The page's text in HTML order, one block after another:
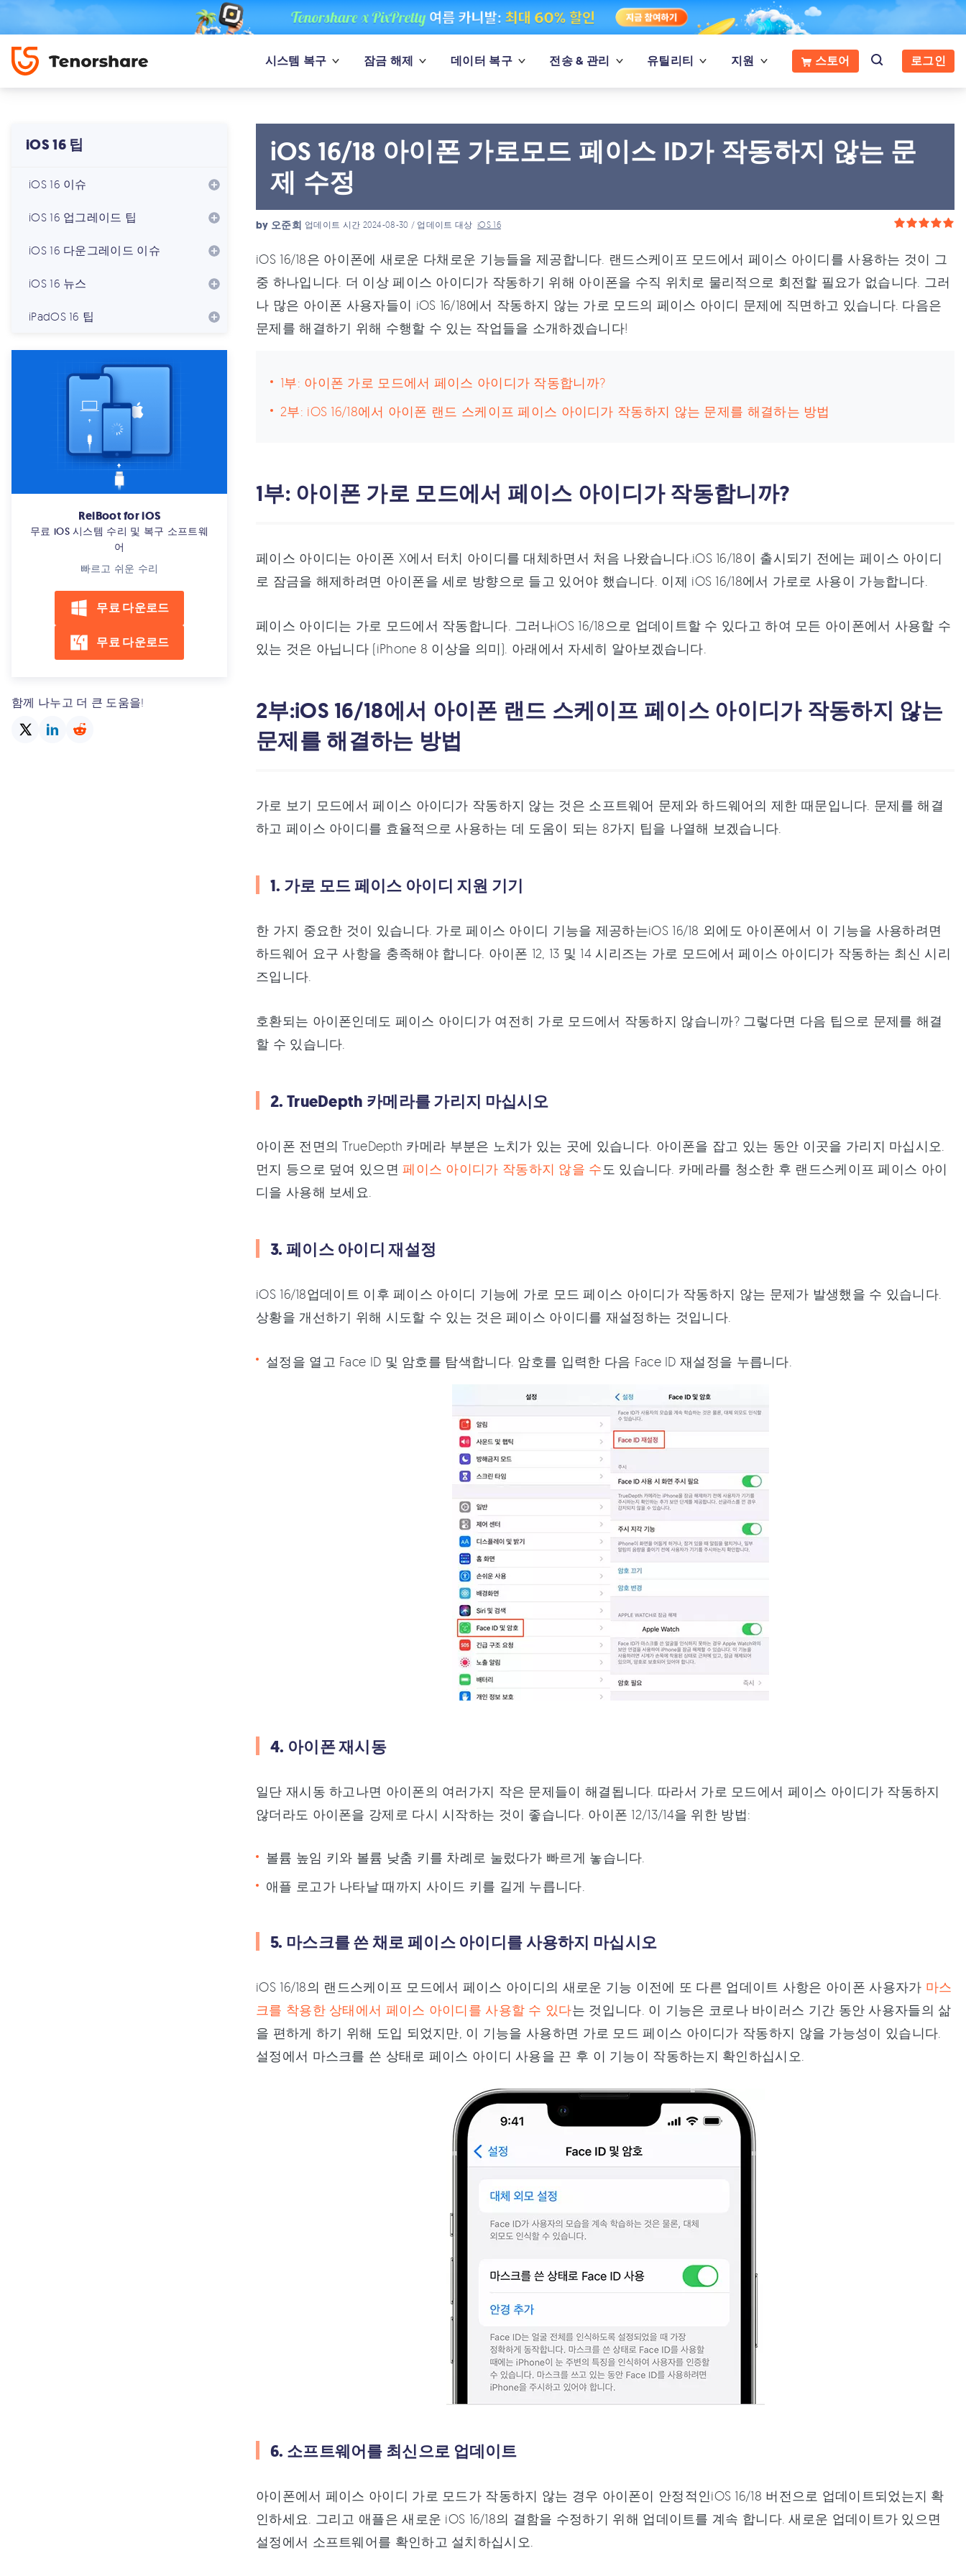
시스템 복구 잠금 해제 데이터 복구 전송 & 관리 유틸리티 지원 스토어 로그인
iOS 16 팁
iOS 16 이슈
iOS 16 업그레이드 팁
iOS 16 다운그레이드 이슈
iOS 16 뉴스
iPadOS 16 팁
ReiBoot for iOS
무료 iOS 시스템 수리 및 복구 소프트웨
어
빠르고 쉬운 수리
무료 다운로드
무료 다운로드
함께 나누고 더 큰 도움을!
iOS 16/18 아이폰 가로모드 페이스 ID가 작동하지 않는 문
제 수정
by 오준희 업데이트 시간 2024-08-30 / 업데이트 대상iOS 16
iOS 16/18은 아이폰에 새로운 다채로운 기능들을 제공합니다. 랜드스케이프 모드에서 페이스 아이디를 사용하는 것이 그
중 하나입니다. 더 이상 페이스 아이디가 작동하기 위해 아이폰을 수직 위치로 물리적으로 회전할 필요가 없습니다. 그러
나 많은 아이폰 사용자들이 iOS 16/18에서 작동하지 않는 가로 모드의 페이스 아이디 문제에 직면하고 있습니다. 다음은
문제를 해결하기 위해 수행할 수 있는 작업들을 소개하겠습니다!
1부: 아이폰 가로 모드에서 페이스 아이디가 작동합니까?
2부: iOS 16/18에서 아이폰 랜드 스케이프 페이스 아이디가 작동하지 않는 문제를 해결하는 방법
1부: 아이폰 가로 모드에서 페이스 아이디가 작동합니까?
페이스 아이디는 아이폰 X에서 터치 아이디를 대체하면서 처음 나왔습니다.iOS 16/18이 출시되기 전에는 페이스 아이디
로 잠금을 해제하려면 아이폰을 세로 방향으로 들고 있어야 했습니다. 이제 iOS 16/18에서 가로로 사용이 가능합니다.
페이스 아이디는 가로 모드에서 작동합니다. 그러나iOS 16/18으로 업데이트할 수 있다고 하여 모든 아이폰에서 사용할 수
있는 것은 아닙니다 (iPhone 8 이상을 의미). 아래에서 자세히 알아보겠습니다.
2부:iOS 16/18에서 아이폰 랜드 스케이프 페이스 아이디가 작동하지 않는
문제를 해결하는 방법
가로 보기 모드에서 페이스 아이디가 작동하지 않는 것은 소프트웨어 문제와 하드웨어의 제한 때문입니다. 문제를 해결
하고 페이스 아이디를 효율적으로 사용하는 데 도움이 되는 8가지 팁을 나열해 보겠습니다.
1. 가로 모드 페이스 아이디 지원 기기
한 가지 중요한 것이 있습니다. 가로 페이스 아이디 기능을 제공하는iOS 16/18 외에도 아이폰에서 이 기능을 사용하려면
하드웨어 요구 사항을 충족해야 합니다. 아이폰 12, 13 및 14 시리즈는 가로 모드에서 페이스 아이디가 작동하는 최신 시리
즈입니다.
호환되는 아이폰인데도 페이스 아이디가 여전히 가로 모드에서 작동하지 않습니까? 그렇다면 다음 팁으로 문제를 해결
할 수 있습니다.
2. TrueDepth 카메라를 가리지 마십시오
아이폰 전면의 TrueDepth 카메라 부분은 노치가 있는 곳에 있습니다. 아이폰을 잡고 있는 동안 이곳을 가리지 마십시오.
먼지 등으로 덮여 있으면페이스 아이디가 작동하지 않을 수 도 있습니다. 카메라를 청소한 후 랜드스케이프 페이스 아이
디을 사용해 보세요.
3. 페이스 아이디 재설정
iOS 16/18업데이트 이후 페이스 아이디 기능에 가로 모드 페이스 아이디가 작동하지 않는 문제가 발생했을 수 있습니다.
상황을 개선하기 위해 시도할 수 있는 것은 페이스 아이디를 재설정하는 것입니다.
설정을 열고 Face ID 및 암호를 탐색합니다. 암호를 입력한 다음 Face ID 재설정을 누릅니다.
4. 아이폰 재시동
일단 재시동 하고나면 아이폰의 여러가지 작은 문제들이 해결됩니다. 따라서 가로 모드에서 페이스 아이디가 작동하지
않더라도 아이폰을 강제로 다시 시작하는 것이 좋습니다. 아이폰 12/13/14을 위한 방법:
볼륨 높임 키와 볼륨 낮춤 키를 차례로 눌렀다가 빠르게 놓습니다.
애플 로고가 나타날 때까지 사이드 키를 길게 누릅니다.
5. 마스크를 쓴 채로 페이스 아이디를 사용하지 마십시오
iOS 16/18의 랜드스케이프 모드에서 페이스 아이디의 새로운 기능 이전에 또 다른 업데이트 사항은 아이폰 사용자가 마스
크를 착용한 상태에서 페이스 아이디를 사용할 수 있다는 것입니다. 이 기능은 코로나 바이러스 기간 동안 사용자들의 삶
을 편하게 하기 위해 도입 되었지만, 이 기능을 사용하면 가로 모드 페이스 아이디가 작동하지 않을 가능성이 있습니다.
설정에서 마스크를 쓴 상태로 페이스 아이디 사용을 끈 후 이 기능이 작동하는지 확인하십시오.
6. 소프트웨어를 최신으로 업데이트
아이폰에서 페이스 아이디 가로 모드가 작동하지 않는 경우 아이폰이 안정적인iOS 16/18 버전으로 업데이트되었는지 확
인하세요. 그리고 애플은 새로운 iOS 16/18의 결함을 수정하기 위해 업데이트를 계속 합니다. 새로운 업데이트가 있으면
설정에서 소프트웨어를 확인하고 설치하십시오.